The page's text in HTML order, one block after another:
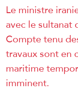
Le ministre
avec le sultanat
Compte tenu
travaux sont en
maritime
imminent.